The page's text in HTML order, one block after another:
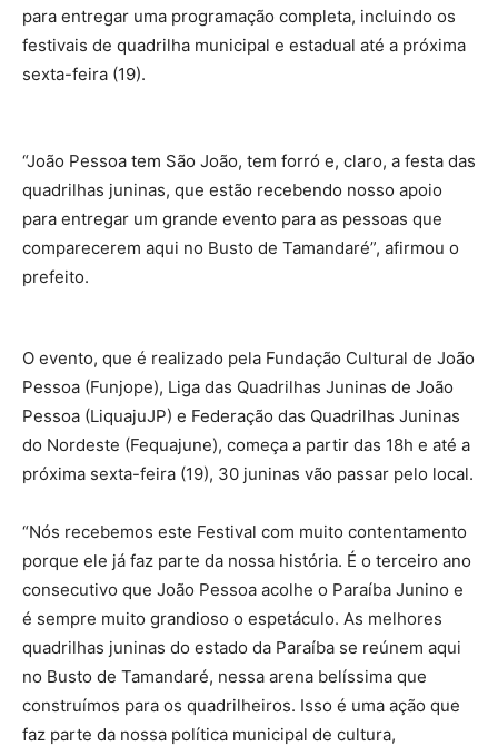
para entregar uma programação completa, incluindo os
festivais de quadrilha municipal e estadual até a próxima
sexta-feira (19).
“João Pessoa tem São João, tem forró e, claro, a festa das
quadrilhas juninas, que estão recebendo nosso apoio
para entregar um grande evento para as pessoas que
comparecerem aqui no Busto de Tamandaré”, afirmou o
prefeito.
O evento, que é realizado pela Fundação Cultural de João
Pessoa (Funjope), Liga das Quadrilhas Juninas de João
Pessoa (LiquajuJP) e Federação das Quadrilhas Juninas
do Nordeste (Fequajune), começa a partir das 18h e até a
“Nós recebemos este Festival com muito contentamento
porque ele já faz parte da nossa história. É o terceiro ano
consecutivo que João Pessoa acolhe o Paraíba Junino e
é sempre muito grandioso o espetáculo. As melhores
quadrilhas juninas do estado da Paraíba se reúnem aqui
no Busto de Tamandaré, nessa arena belíssima que
construímos para os quadrilheiros. Isso é uma ação que